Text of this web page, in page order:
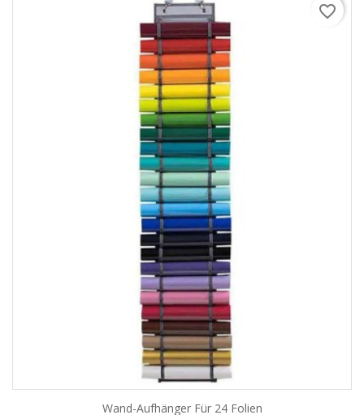
Wand-Aufhänger Für 24 Folien
favorite_border